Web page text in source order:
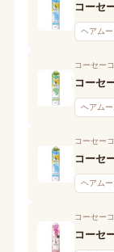
ヘアムー
コーセー
ヘアムー
コーセー
ヘアムー
コーセー